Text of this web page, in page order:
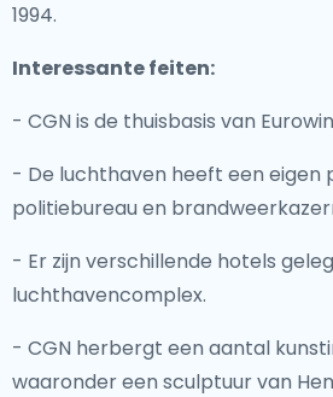
1994.
Interessante feiten:
- CGN is de thuisbasis van
- De luchthaven heeft een eigen
politiebureau en
- Er zijn verschillende hotels
luchthavencomplex.
- CGN herbergt een aantal
waaronder een sculptuur van